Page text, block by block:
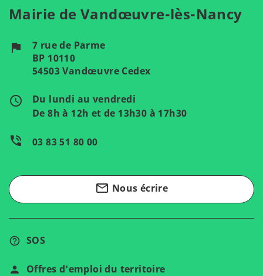
Mairie de Vandœuvre-lès-Nancy
flag
7 rue de Parme
BP 10110
54503 Vandœuvre Cedex
access_time
Du lundi au vendredi
De 8h à 12h et de 13h30 à 17h30
phone_in_talk 03 83 51 80 00
mail_outline Nous écrire
SOS
Offres d'emploi du territoire